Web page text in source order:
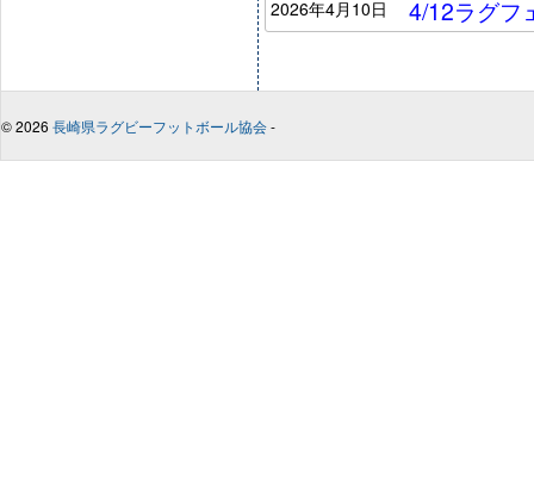
2026年4月10日 4/12ラグフ
© 2026 長崎県ラグビーフットボール協会-